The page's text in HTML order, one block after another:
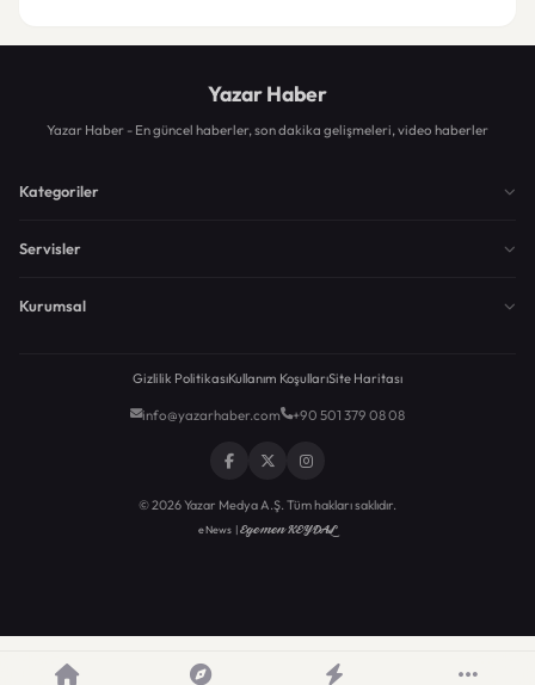
Yazar Haber
Yazar Haber - En güncel haberler, son dakika gelişmeleri, video haberler
Kategoriler
Servisler
Kurumsal
Gizlilik PolitikasıKullanım KoşullarıSite Haritası
info@yazarhaber.com +90 501 379 08 08
© 2026 Yazar Medya A.Ş. Tüm hakları saklıdır.
eNews |Egemen KEYDAL